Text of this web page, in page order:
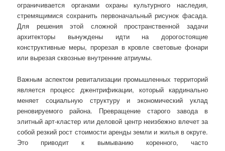
ограничивается органами охраны культурного наследия,
стремящимися сохранить первоначальный рисунок фасада.
Для решения этой сложной пространственной задачи
архитекторы вынуждены идти на дорогостоящие
конструктивные меры, прорезая в кровле световые фонари
или вырезая сквозные внутренние атриумы.
Важным аспектом ревитализации промышленных территорий
является процесс джентрификации, который кардинально
меняет социальную структуру и экономический уклад
реновируемого района. Превращение старого завода в
элитный арт-кластер или деловой центр неизбежно влечет за
собой резкий рост стоимости аренды земли и жилья в округе.
Это приводит к вымыванию коренного, часто